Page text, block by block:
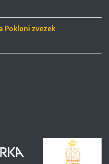
Pokloni zvezek